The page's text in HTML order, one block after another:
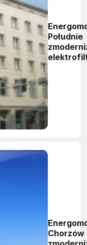
Południe
Chorzów